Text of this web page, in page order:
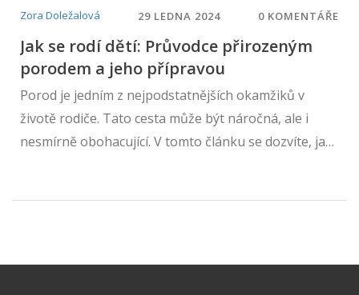
Zora Doležalová 29 LEDNA 2024 0 KOMENTÁŘE
Jak se rodí dětí: Průvodce přirozeným
porodem a jeho přípravou
Porod je jedním z nejpodstatnějších okamžiků v
životě rodiče. Tato cesta může být náročná, ale i
nesmírně obohacující. V tomto článku se dozvíte, jak